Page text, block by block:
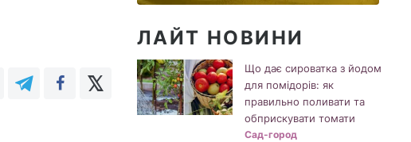
ЛАЙТ НОВИНИ
Що дає сироватка з йодом
для помідорів: як
правильно поливати та
обприскувати томати
Сад-город